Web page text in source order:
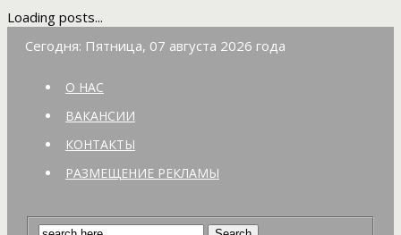
Loading posts...
Сегодня: Пятница, 07 августа 2026 года
О НАС
ВАКАНСИИ
КОНТАКТЫ
РАЗМЕЩЕНИЕ РЕКЛАМЫ